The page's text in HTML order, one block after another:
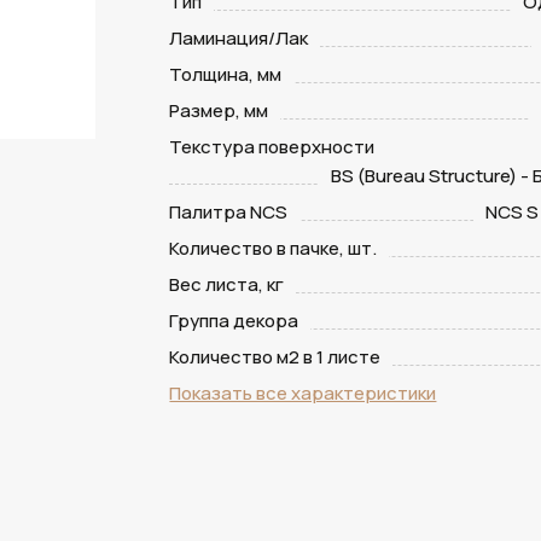
Ламинация/Лак
Толщина, мм
Размер, мм
Текстура поверхности
BS (Bureau Structure) -
Палитра NCS
NCS
Количество в пачке, шт.
Вес листа, кг
Группа декора
Количество м2 в 1 листе
Показать все характеристики